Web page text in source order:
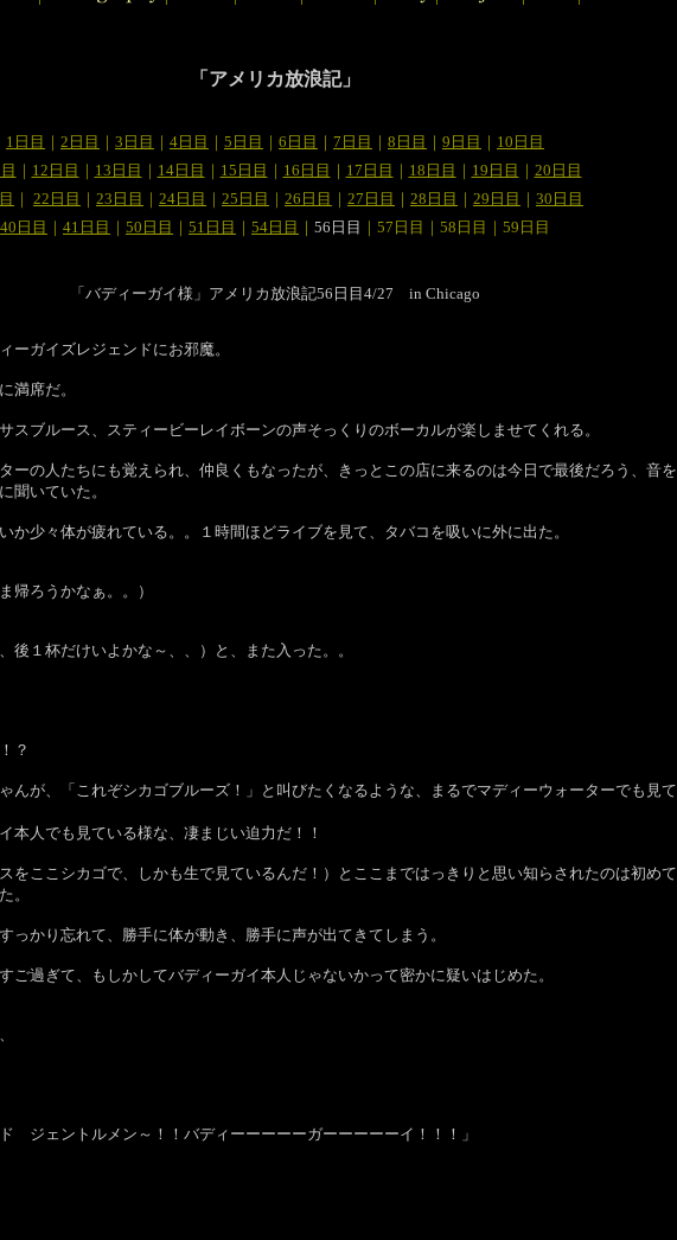
「アメリカ放浪記」
1日目 ｜ 2日目 ｜ 3日目 ｜ 4日目 ｜ 5日目 ｜ 6日目 ｜ 7日目 ｜ 8日目 ｜ 9日目 ｜ 10日目
｜ 12日目 ｜ 13日目 ｜ 14日目 ｜ 15日目 ｜ 16日目 ｜ 17日目 ｜ 18日目 ｜ 19日目 ｜ 20日目
｜ 22日目 ｜ 23日目 ｜ 24日目 ｜ 25日目 ｜ 26日目 ｜ 27日目 ｜ 28日目 ｜ 29日目 ｜ 30日目
40日目 ｜ 41日目 ｜ 50日目 ｜ 51日目 ｜ 54日目 ｜ 56日目 ｜57日目｜58日目｜59日目
「バディーガイ様」アメリカ放浪記56日目4/27 in Chicago
ーガイズレジェンドにお邪魔。
満席だ。
スブルース、スティービーレイボーンの声そっくりのボーカルが楽しませてくれる。
ーの人たちにも覚えられ、仲良くもなったが、きっとこの店に来るのは今日で最後だろう、音を
聞いていた。
か少々体が疲れている。。１時間ほどライブを見て、タバコを吸いに外に出た。
帰ろうかなぁ。。）
後１杯だけいよかな～、、）と、また入った。。
？
んが、「これぞシカゴブルーズ！」と叫びたくなるような、まるでマディーウォーターでも見て
本人でも見ている様な、凄まじい迫力だ！！
スをここシカゴで、しかも生で見ているんだ！）とここまではっきりと思い知らされたのは初めて
。
っかり忘れて、勝手に体が動き、勝手に声が出てきてしまう。
ご過ぎて、もしかしてバディーガイ本人じゃないかって密かに疑いはじめた。
ジェントルメン～！！バディーーーーーガーーーーーイ！！！」